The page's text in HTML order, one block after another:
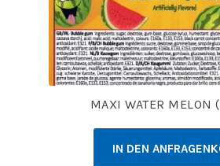
MAXI WATER MELON
IN DEN